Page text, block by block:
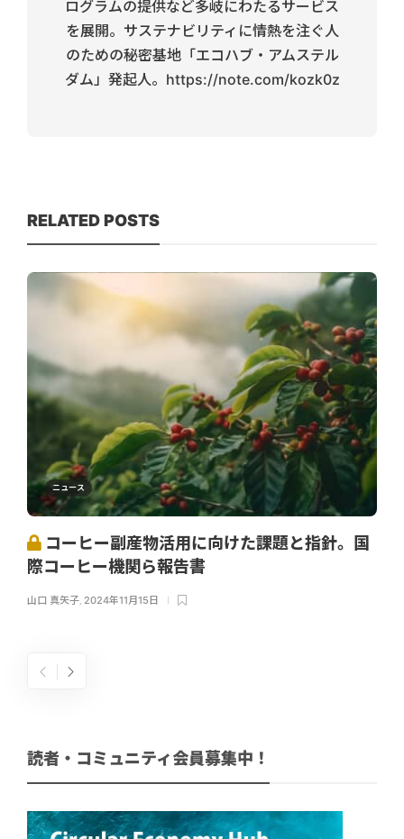
ログラムの提供など多岐にわたるサービス
を展開。サステナビリティに情熱を注ぐ人
のための秘密基地「エコハブ・アムステル
ダム」発起人。https://note.com/kozk0z
RELATED POSTS
ニュース
コーヒー副産物活用に向けた課題と指針。国
際コーヒー機関ら報告書
山口 真矢子, 2024年11月15日
読者・コミュニティ会員募集中！